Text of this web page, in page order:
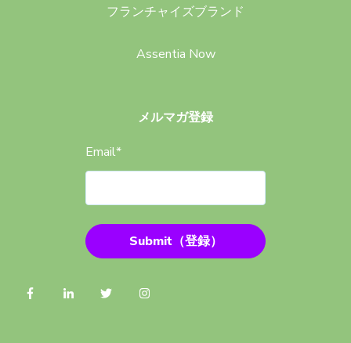
フランチャイズブランド
Assentia Now
メルマガ登録
Email*